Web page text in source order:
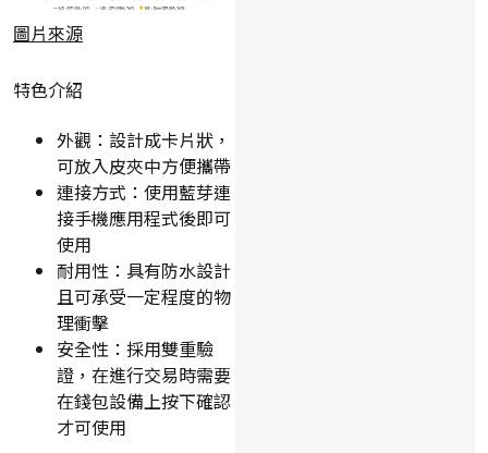
圖片來源
特色介紹
外觀：設計成卡片狀，
可放入皮夾中方便攜帶
連接方式：使用藍芽連
接手機應用程式後即可
使用
耐用性：具有防水設計
且可承受一定程度的物
理衝擊
安全性：採用雙重驗
證，在進行交易時需要
在錢包設備上按下確認
才可使用